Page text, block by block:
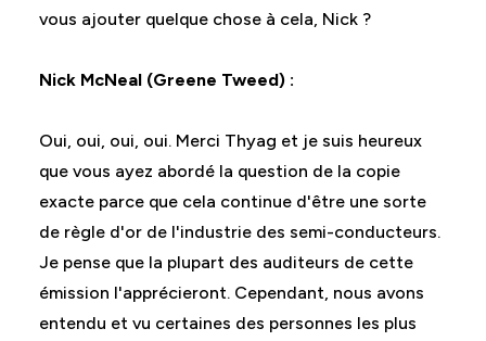
vous ajouter quelque chose à cela, Nick ?
Nick McNeal (Greene Tweed) :
Oui, oui, oui, oui. Merci Thyag et je suis heureux
que vous ayez abordé la question de la copie
exacte parce que cela continue d'être une sorte
de règle d'or de l'industrie des semi-conducteurs.
Je pense que la plupart des auditeurs de cette
émission l'apprécieront. Cependant, nous avons
entendu et vu certaines des personnes les plus